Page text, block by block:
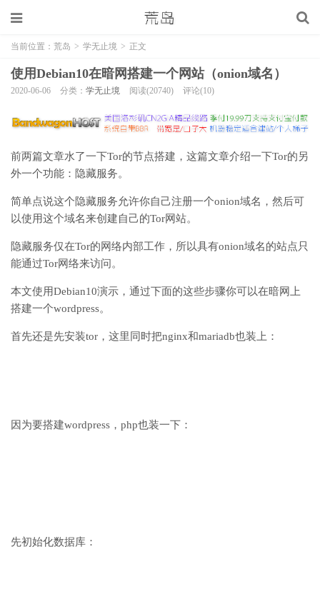
当前位置： 荒岛 > 学无止境 > 正文
使用Debian10在暗网搭建一个网站（onion域名）
2020-06-06 分类： 学无止境 阅读(20740) 评论(10)
前两篇文章水了一下Tor的节点搭建，这篇文章介绍一下Tor的另
外一个功能：隐藏服务。
简单点说这个隐藏服务允许你自己注册一个onion域名，然后可
以使用这个域名来创建自己的Tor网站。
隐藏服务仅在Tor的网络内部工作，所以具有onion域名的站点只
能通过Tor网络来访问。
本文使用Debian10演示，通过下面的这些步骤你可以在暗网上
搭建一个wordpress。
首先还是先安装tor，这里同时把nginx和mariadb也装上：
因为要搭建wordpress，php也装一下：
先初始化数据库：